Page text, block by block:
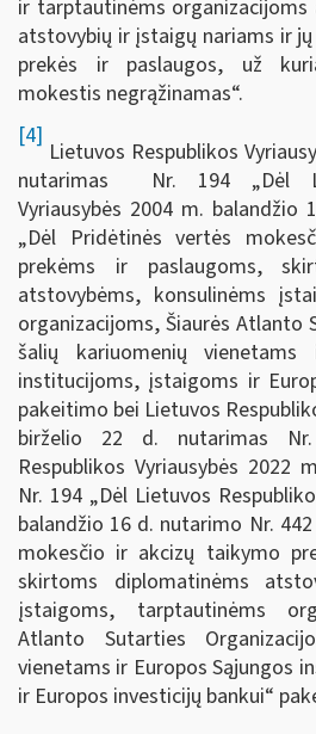
ir tarptautinėms
atstovybių ir įstaigų nariams ir
prekės ir paslaugos, už
mokestis negrąžinamas“.
[4]
Lietuvos Respublikos
nutarimas Nr. 194 „Dėl
Vyriausybės 2004 m. balandžio
„Dėl Pridėtinės vertės
prekėms ir paslaugoms,
atstovybėms, konsulinėms
organizacijoms, Šiaurės Atlanto
šalių kariuomenių vienetams
institucijoms, įstaigoms ir
pakeitimo bei Lietuvos
birželio 22 d. nutarimas
Respublikos Vyriausybės
Nr. 194 „Dėl Lietuvos
balandžio 16 d. nutarimo Nr.
mokesčio ir akcizų taikymo
skirtoms diplomatinėms
įstaigoms, tarptautinėms
Atlanto Sutarties
vienetams ir Europos Sąjungos
ir Europos investicijų bankui“